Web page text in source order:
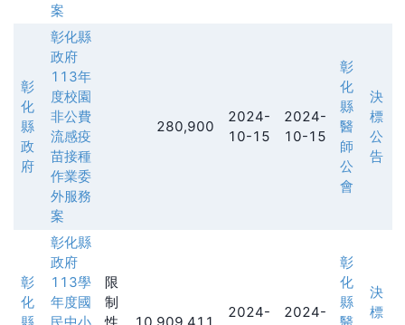
案
彰
化
縣
政
府
彰化縣
政府
113年
度校園
非公費
流感疫
苗接種
作業委
外服務
案
280,900
2024-
10-15
2024-
10-15
彰
化
縣
醫
師
公
會
決
標
公
告
彰
化
彰化縣
政府
113學
年度國
限
制
2024-
2024-
彰
化
縣
決
標